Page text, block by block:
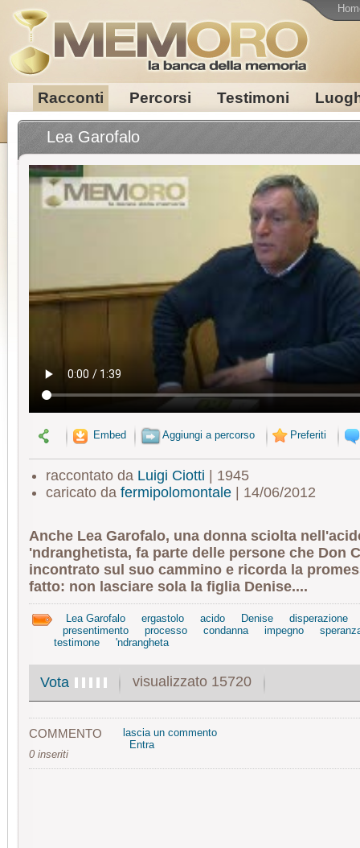
Racconti Percorsi Testimoni
Lea Garofalo
Embed Aggiungi a percorso Preferiti
raccontato da Luigi Ciotti | 1945
caricato da fermipolomontale| 14/06/2012
Anche Lea Garofalo, una donna sciolta
'ndranghetista, fa parte delle persone che Don
incontrato sul suo cammino e ricorda la
fatto: non lasciare sola la figlia Denise....
Lea Garofalo ergastolo acido Denise
disperazione
presentimento
processo condanna impegno
testimone
'ndrangheta
Vota visualizzato 15720
COMMENTO
0 inseriti
lascia un commento
Entra